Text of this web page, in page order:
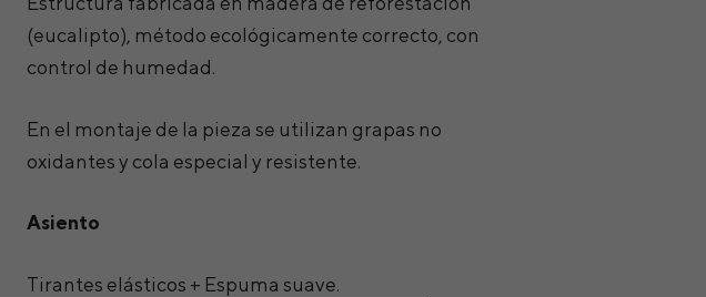
(eucalipto), método ecológicamente correcto, con
control de humedad.
En el montaje de la pieza se utilizan grapas no
oxidantes y cola especial y resistente.
Asiento
Tirantes elásticos + Espuma suave.